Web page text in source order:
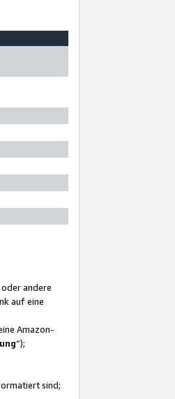
andere
auf eine
Amazon-
“);
sind;